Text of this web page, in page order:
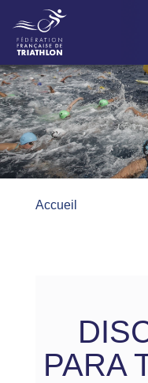
Accueil
PARA
Panneau de gestion